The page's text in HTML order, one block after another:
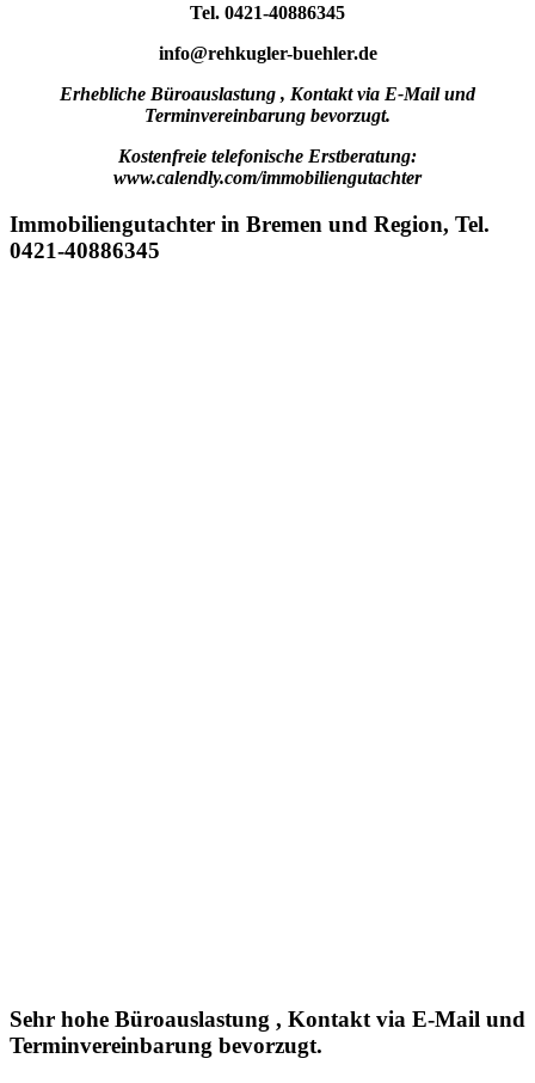
Tel. 0421-40886345
info@rehkugler-buehler.de
Erhebliche Büroauslastung , Kontakt via E-Mail und
Terminvereinbarung bevorzugt.
Kostenfreie telefonische Erstberatung:
www.calendly.com/immobiliengutachter
Immobiliengutachter in Bremen und Region, Tel.
0421-40886345
Sehr hohe Büroauslastung , Kontakt via E-Mail und
Terminvereinbarung bevorzugt.